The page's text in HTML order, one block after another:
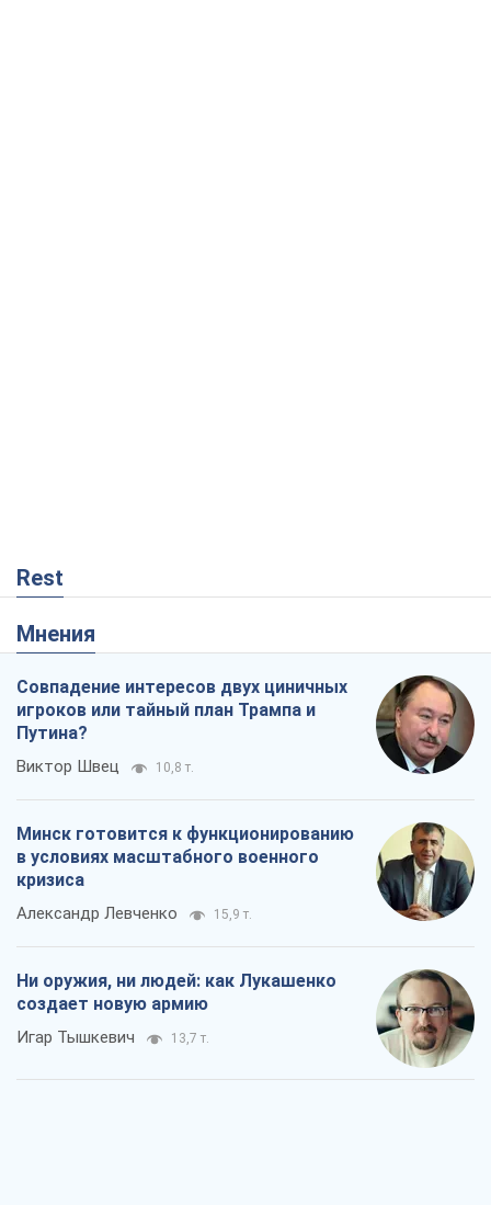
Rest
Мнения
Совпадение интересов двух циничных
игроков или тайный план Трампа и
Путина?
Виктор Швец 10,8 т.
Минск готовится к функционированию
в условиях масштабного военного
кризиса
Александр Левченко 15,9 т.
Ни оружия, ни людей: как Лукашенко
создает новую армию
Игар Тышкевич 13,7 т.